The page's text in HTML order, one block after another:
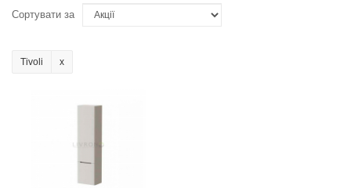
Сортувати за
Tivoli